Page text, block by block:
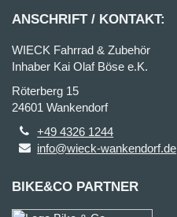
ANSCHRIFT / KONTAKT:
WIECK Fahrrad & Zubehör
Inhaber Kai Olaf Böse e.K.
Röterberg 15
24601 Wankendorf
+49 4326 1244
info@wieck-wankendorf.de
BIKE&CO PARTNER